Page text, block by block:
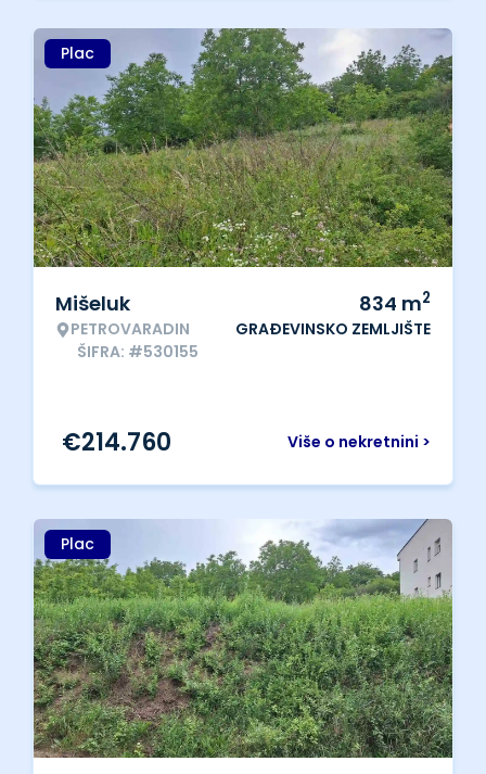
Plac
Mišeluk
PETROVARADIN
ŠIFRA: #530155
834 m2
GRAĐEVINSKO ZEMLJIŠTE
Više o nekretnini >
€214.760
Plac